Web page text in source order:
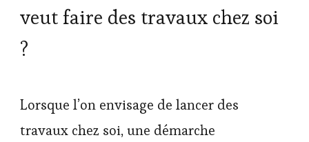
veut faire des travaux chez soi
?
Lorsque l’on envisage de lancer des
travaux chez soi, une démarche